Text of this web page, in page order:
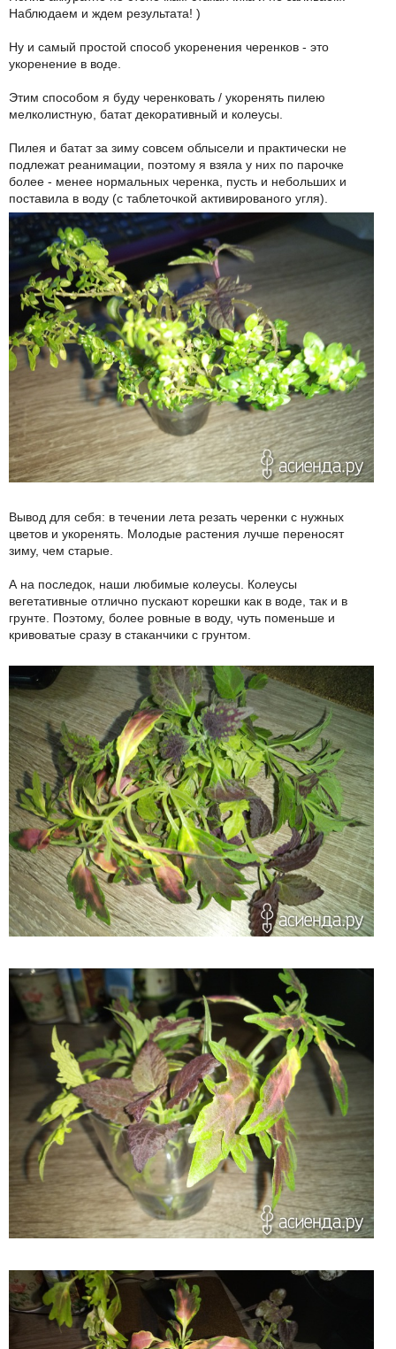
Наблюдаем и ждем результата! )
Ну и самый простой способ укоренения черенков - это
укоренение в воде.
Этим способом я буду черенковать / укоренять пилею
мелколистную, батат декоративный и колеусы.
Пилея и батат за зиму совсем облысели и практически не
подлежат реанимации, поэтому я взяла у них по парочке
более - менее нормальных черенка, пусть и небольших и
поставила в воду (с таблеточкой активированого угля).
Вывод для себя: в течении лета резать черенки с нужных
цветов и укоренять. Молодые растения лучше переносят
зиму, чем старые.
А на последок, наши любимые колеусы. Колеусы
вегетативные отлично пускают корешки как в воде, так и в
грунте. Поэтому, более ровные в воду, чуть поменьше и
кривоватые сразу в стаканчики с грунтом.